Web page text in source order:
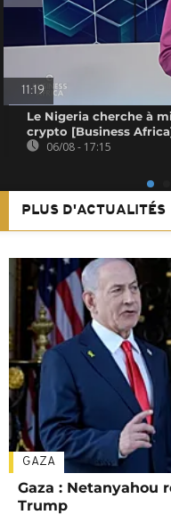
11:19
Le Nigeria cherche à
crypto [Business
06/08 - 17:15
PLUS D'ACTUALITÉS
GAZA
Gaza : Netanyahou
Trump